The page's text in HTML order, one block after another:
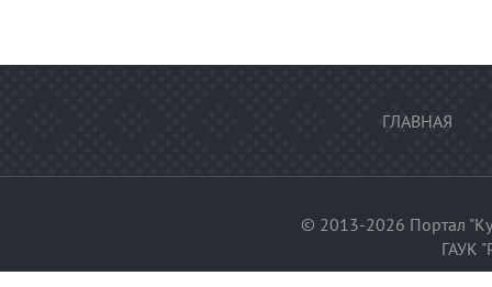
ГЛАВНАЯ
© 2013-2026 Портал
ГАУК